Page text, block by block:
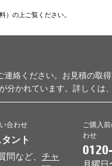
）の上ご覧ください。
絡ください。お見積の取得
分かれています。詳しくは、
合わせ
ント
問など、チャ
ご購入
わせ
月曜